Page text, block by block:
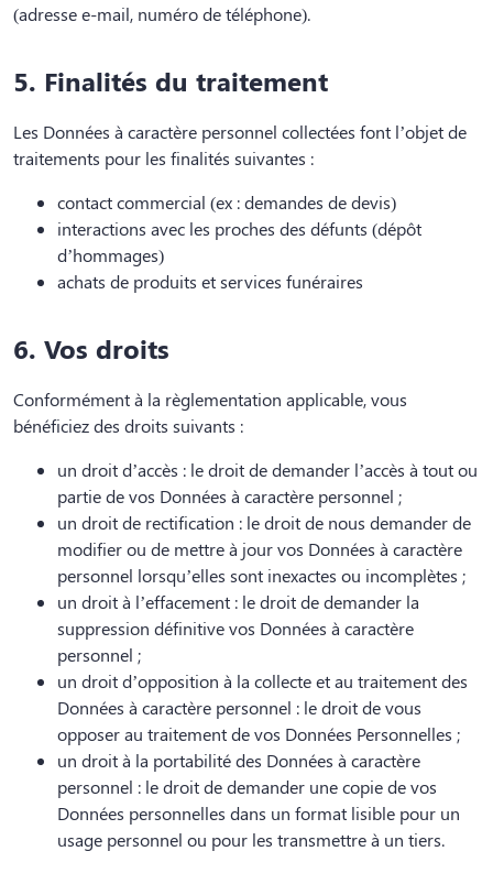
(adresse e-mail, numéro de téléphone).
5. Finalités du traitement
Les Données à caractère personnel collectées font l’objet de
traitements pour les finalités suivantes :
contact commercial (ex : demandes de devis)
interactions avec les proches des défunts (dépôt
d’hommages)
achats de produits et services funéraires
6. Vos droits
Conformément à la règlementation applicable, vous
bénéficiez des droits suivants :
un droit d’accès : le droit de demander l’accès à tout ou
partie de vos Données à caractère personnel ;
un droit de rectification : le droit de nous demander de
modifier ou de mettre à jour vos Données à caractère
personnel lorsqu’elles sont inexactes ou incomplètes ;
un droit à l’effacement : le droit de demander la
suppression définitive vos Données à caractère
personnel ;
un droit d’opposition à la collecte et au traitement des
Données à caractère personnel : le droit de vous
opposer au traitement de vos Données Personnelles ;
un droit à la portabilité des Données à caractère
personnel : le droit de demander une copie de vos
Données personnelles dans un format lisible pour un
usage personnel ou pour les transmettre à un tiers.